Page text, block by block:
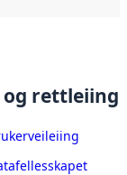
og rettleiing